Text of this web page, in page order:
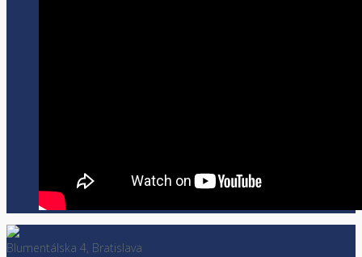
Blumentálska 4, Bratislava